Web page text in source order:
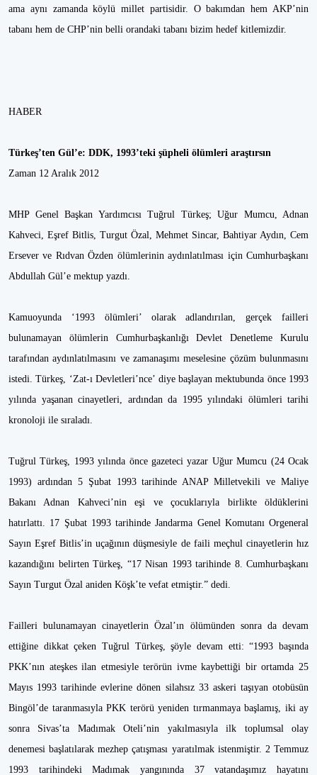
ama aynı zamanda köylü millet partisidir. O bakımdan hem AKP’nin
tabanı hem de CHP’nin belli orandaki tabanı bizim hedef kitlemizdir.
HABER
Türkeş’ten Gül’e: DDK, 1993’teki şüpheli ölümleri araştırsın
Zaman 12 Aralık 2012
MHP Genel Başkan Yardımcısı Tuğrul Türkeş; Uğur Mumcu, Adnan
Kahveci, Eşref Bitlis, Turgut Özal, Mehmet Sincar, Bahtiyar Aydın, Cem
Ersever ve Rıdvan Özden ölümlerinin aydınlatılması için Cumhurbaşkanı
Abdullah Gül’e mektup yazdı.
Kamuoyunda ‘1993 ölümleri’ olarak adlandırılan, gerçek failleri
bulunamayan ölümlerin Cumhurbaşkanlığı Devlet Denetleme Kurulu
tarafından aydınlatılmasını ve zamanaşımı meselesine çözüm bulunmasını
istedi. Türkeş, ‘Zat-ı Devletleri’nce’ diye başlayan mektubunda önce 1993
yılında yaşanan cinayetleri, ardından da 1995 yılındaki ölümleri tarihi
kronoloji ile sıraladı.
Tuğrul Türkeş, 1993 yılında önce gazeteci yazar Uğur Mumcu (24 Ocak
1993) ardından 5 Şubat 1993 tarihinde ANAP Milletvekili ve Maliye
Bakanı Adnan Kahveci’nin eşi ve çocuklarıyla birlikte öldüklerini
hatırlattı. 17 Şubat 1993 tarihinde Jandarma Genel Komutanı Orgeneral
Sayın Eşref Bitlis’in uçağının düşmesiyle de faili meçhul cinayetlerin hız
kazandığını belirten Türkeş, “17 Nisan 1993 tarihinde 8. Cumhurbaşkanı
Sayın Turgut Özal aniden Köşk’te vefat etmiştir.” dedi.
Failleri bulunamayan cinayetlerin Özal’ın ölümünden sonra da devam
ettiğine dikkat çeken Tuğrul Türkeş, şöyle devam etti: “1993 başında
PKK’nın ateşkes ilan etmesiyle terörün ivme kaybettiği bir ortamda 25
Mayıs 1993 tarihinde evlerine dönen silahsız 33 askeri taşıyan otobüsün
Bingöl’de taranmasıyla PKK terörü yeniden tırmanmaya başlamış, iki ay
sonra Sivas’ta Madımak Oteli’nin yakılmasıyla ilk toplumsal olay
denemesi başlatılarak mezhep çatışması yaratılmak istenmiştir. 2 Temmuz
1993 tarihindeki Madımak yangınında 37 vatandaşımız hayatını